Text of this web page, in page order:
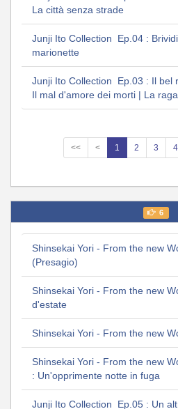
La città senza strade
Junji Ito Collection Ep.04 :
marionette
Junji Ito Collection Ep.03 : Il bel
Il mal d'amore dei morti | La
<< < 1 2 3 4
6
Shinsekai Yori - From the new
(Presagio)
Shinsekai Yori - From the new
d'estate
Shinsekai Yori - From the new
Shinsekai Yori - From the new
: Un'opprimente notte in fuga
Junji Ito Collection Ep.05 : Un